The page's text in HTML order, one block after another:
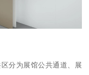
分为展馆公共通道、展